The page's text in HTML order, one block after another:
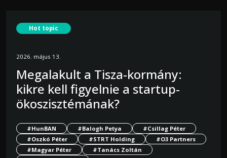
Hot topic
2026. május 13.
Megalakult a Tisza-kormány:
kikre kell figyelnie a startup-
ökoszisztémának?
#HunBAN #Balogh Petya
#Csillag Péter
#Oszkó Péter
#STRT Holding
#O3 Partners
#Magyar Péter
#Tanács Zoltán